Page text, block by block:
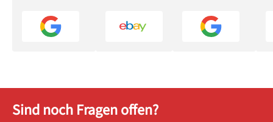
Sind noch Fragen offen?